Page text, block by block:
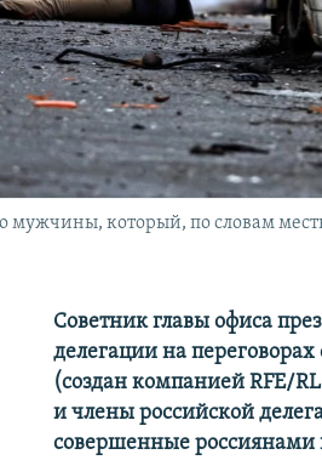
мужчины, который, по словам
Советник главы офиса
делегации на переговорах
(создан компанией RFE/
и члены российской
совершенные россиянами